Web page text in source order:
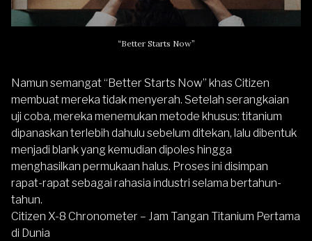
“Better Starts Now”
Namun semangat “Better Starts Now” khas Citizen
membuat mereka tidak menyerah. Setelah serangkaian
uji coba, mereka menemukan metode khusus: titanium
dipanaskan terlebih dahulu sebelum ditekan, lalu dibentuk
menjadi blank yang kemudian dipoles hingga
menghasilkan permukaan halus. Proses ini disimpan
rapat-rapat sebagai rahasia industri selama bertahun-
tahun.
Citizen X-8 Chronometer – Jam Tangan Titanium Pertama
di Dunia